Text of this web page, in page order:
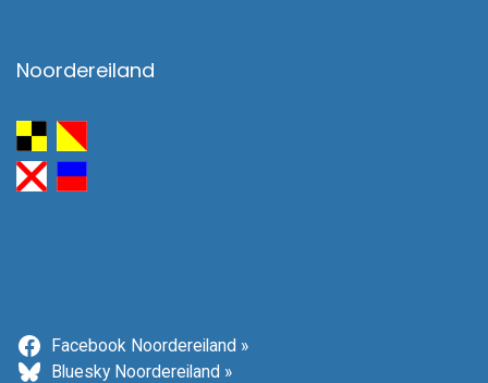
Noordereiland
Facebook Noordereiland »
Bluesky Noordereiland »